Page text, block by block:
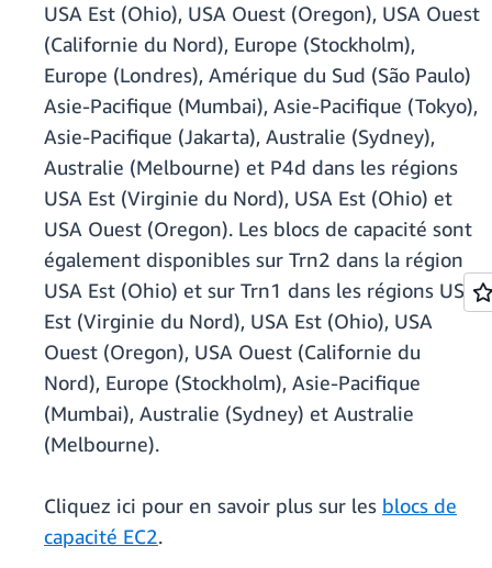
USA Est (Ohio), USA Ouest (Oregon), USA Ouest
(Californie du Nord), Europe (Stockholm),
Europe (Londres), Amérique du Sud (São Paulo)
Asie-Pacifique (Mumbai), Asie-Pacifique (Tokyo),
Asie-Pacifique (Jakarta), Australie (Sydney),
Australie (Melbourne) et P4d dans les régions
USA Est (Virginie du Nord), USA Est (Ohio) et
USA Ouest (Oregon). Les blocs de capacité sont
également disponibles sur Trn2 dans la région
USA Est (Ohio) et sur Trn1 dans les régions USA
Est (Virginie du Nord), USA Est (Ohio), USA
Ouest (Oregon), USA Ouest (Californie du
Nord), Europe (Stockholm), Asie-Pacifique
(Mumbai), Australie (Sydney) et Australie
(Melbourne).
Cliquez ici pour en savoir plus sur les blocs de
capacité EC2.